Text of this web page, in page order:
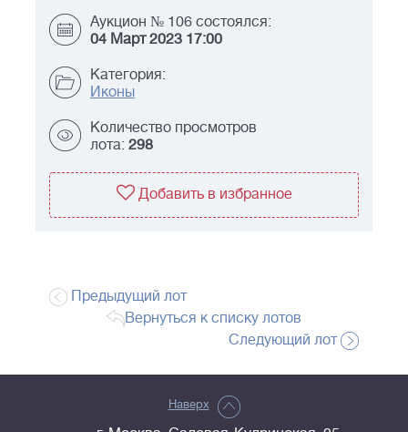
Аукцион № 106 состоялся:
04 Март 2023 17:00
Категория:
Иконы
Количество просмотров
лота: 298
Добавить в избранное
Предыдущий лот
Вернуться к списку лотов
Следующий лот
Наверх